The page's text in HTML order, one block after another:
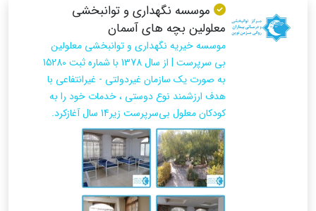
موسسه نگهداری و توانبخشی
معلولین بچه های آسمان
موسسه خیریه نگهداری و توانبخشی معلولین
بی‌ سرپرست | از سال 1378 با شماره ثبت 15280
به صورت یک سازمان غیردولتی - غیرانتفاعی با
هدف ارزشمند نوع‌ دوستی ، خدمات خود را به
کودکان معلول بی‌سرپرست زیر14 سال آغازکرد.